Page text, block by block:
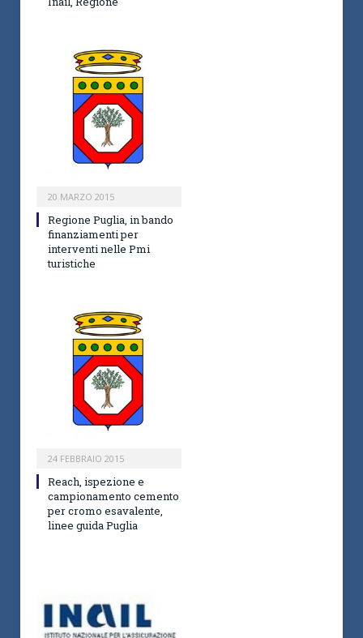
20 MARZO 2015
Regione Puglia, in bando
finanziamenti per
interventi nelle Pmi
turistiche
24 FEBBRAIO 2015
Reach, ispezione e
campionamento cemento
per cromo esavalente,
linee guida Puglia